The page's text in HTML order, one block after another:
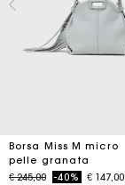
Borsa Miss M micro
pelle granata
Price reduced from
€ 245,00to-40% € 147,00